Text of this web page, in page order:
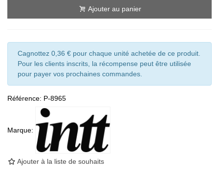
Ajouter au panier
Cagnottez 0,36 € pour chaque unité achetée de ce produit.
Pour les clients inscrits, la récompense peut être utilisée
pour payer vos prochaines commandes.
Référence: P-8965
Marque:
Ajouter à la liste de souhaits